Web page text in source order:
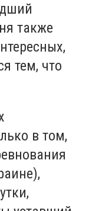
также
тем, что
в том,